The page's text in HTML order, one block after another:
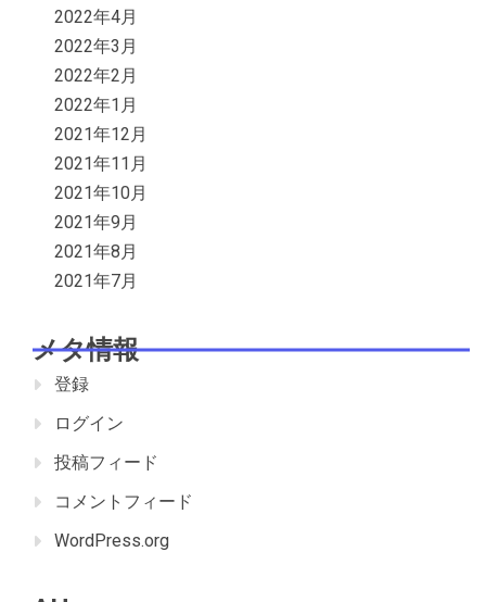
2022年4月
2022年3月
2022年2月
2022年1月
2021年12月
2021年11月
2021年10月
2021年9月
2021年8月
2021年7月
メタ情報
登録
ログイン
投稿フィード
コメントフィード
WordPress.org